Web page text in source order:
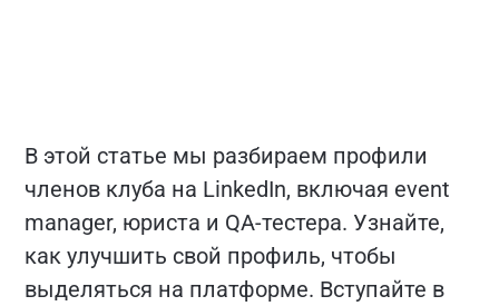
В этой статье мы разбираем профили
членов клуба на LinkedIn, включая event
manager, юриста и QA-тестера. Узнайте,
как улучшить свой профиль, чтобы
выделяться на платформе. Вступайте в